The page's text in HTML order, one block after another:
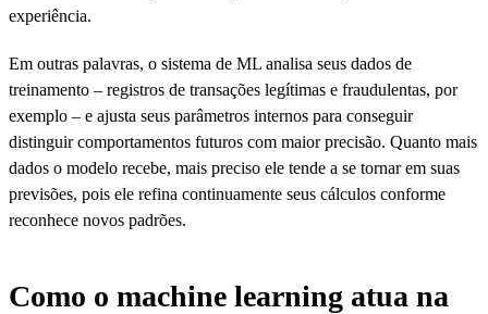
experiência.
Em outras palavras, o sistema de ML analisa seus dados de
treinamento – registros de transações legítimas e fraudulentas, por
exemplo – e ajusta seus parâmetros internos para conseguir
distinguir comportamentos futuros com maior precisão. Quanto mais
dados o modelo recebe, mais preciso ele tende a se tornar em suas
previsões, pois ele refina continuamente seus cálculos conforme
reconhece novos padrões.
Como o machine learning atua na